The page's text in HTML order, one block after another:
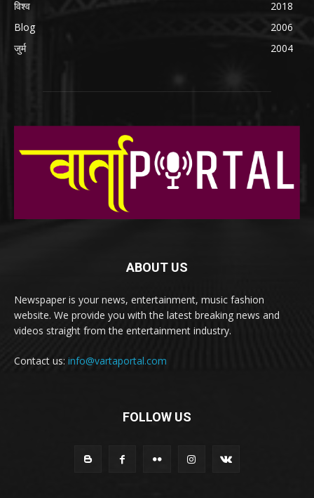
विश्व
2018
Blog
2006
जुर्म
2004
ABOUT US
Newspaper is your news, entertainment, music fashion
website. We provide you with the latest breaking news and
videos straight from the entertainment industry.
Contact us: info@vartaportal.com
FOLLOW US